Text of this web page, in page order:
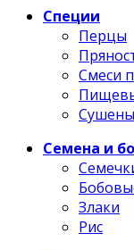
Специи
Перцы
Смеси
Семена и
Злаки
Рис